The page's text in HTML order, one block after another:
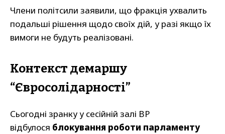
Члени політсили заявили, що фракція ухвалить
подальші рішення щодо своїх дій, у разі якщо їх
вимоги не будуть реалізовані.
Контекст демаршу
“Євросолідарності”
Сьогодні зранку у сесійній залі ВР
відбулося блокування роботи парламенту